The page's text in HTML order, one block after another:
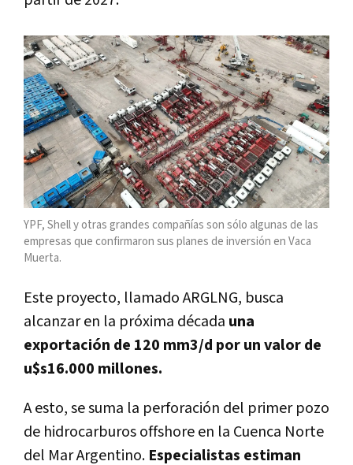
YPF, Shell y otras grandes compañías son sólo algunas de las
empresas que confirmaron sus planes de inversión en Vaca
Muerta.
Este proyecto, llamado ARGLNG, busca
alcanzar en la próxima década una
exportación de 120 mm3/d por un valor de
u$s16.000 millones.
A esto, se suma la perforación del primer pozo
de hidrocarburos offshore en la Cuenca Norte
del Mar Argentino. Especialistas estiman